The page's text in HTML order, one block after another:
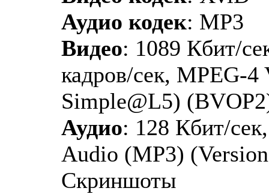
Аудио кодек: MP3
Видео: 1089 Кбит/
кадров/сек, MPEG-
Simple@L5)
Аудио: 128 Кбит/
Audio (MP3)
Скриншоты